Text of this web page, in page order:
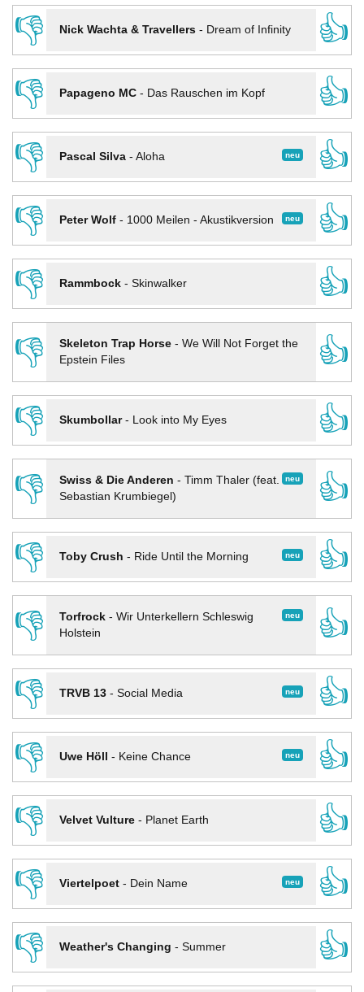
👎
Nick Wachta & Travellers- Dream of Infinity
👍
👎
Papageno MC- Das Rauschen im Kopf
👍
👎
neu
Pascal Silva- Aloha
👍
👎
neu
Peter Wolf- 1000 Meilen - Akustikversion
👍
👎
Rammbock- Skinwalker
👍
👎
Skeleton Trap Horse- We Will Not Forget the
Epstein Files
👍
👎
Skumbollar- Look into My Eyes
👍
👎
neu
Swiss & Die Anderen - Timm Thaler (feat.
Sebastian Krumbiegel)
👍
👎
neu
Toby Crush - Ride Until the Morning
👍
👎
neu
Torfrock- Wir Unterkellern Schleswig
Holstein
👍
👎
neu
TRVB 13- Social Media
👍
👎
neu
Uwe Höll - Keine Chance
👍
👎
Velvet Vulture- Planet Earth
👍
👎
neu
Viertelpoet- Dein Name
👍
👎
Weather's Changing - Summer
👍